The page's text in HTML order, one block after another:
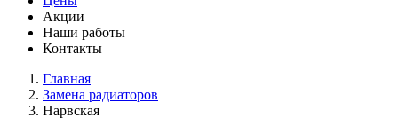
Акции
Наши работы
Контакты
Главная
Замена радиаторов
Нарвская